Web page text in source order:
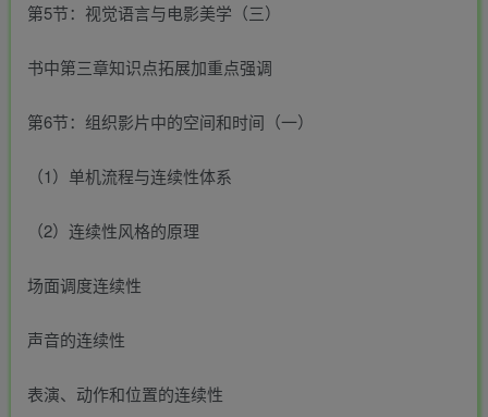
第5节：视觉语言与电影美学（三）
书中第三章知识点拓展加重点强调
第6节：组织影片中的空间和时间（一）
（1）单机流程与连续性体系
（2）连续性风格的原理
场面调度连续性
声音的连续性
表演、动作和位置的连续性